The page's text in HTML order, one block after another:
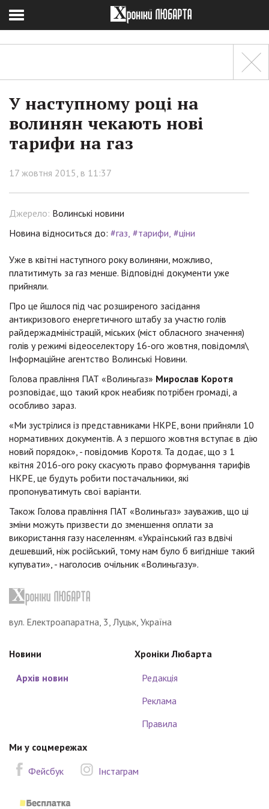
У наступному році на
волинян чекають нові
тарифи на газ
17 жовтня 2015, в 11:37
Джерело: Волинські новини
Новина відноситься до: #газ #тарифи #ціни
Уже в квітні наступного року волиняни, можливо,
платитимуть за газ менше. Відповідні документи уже
прийняли.
Про це йшлося під час розширеного засідання
антикризового енергетичного штабу за участю голів
райдержадміністрацій, міських (міст обласного значення)
голів у режимі відеоселектору 16-ого жовтня, повідомля\
Інформаційне агентство Волинські Новини.
Голова правління ПАТ «Волиньгаз» Мирослав Коротя
розповідає, що такий крок неабияк потрібен громаді, а
особливо зараз.
«Ми зустрілися із представниками НКРЕ, вони прийняли 10
нормативних документів. А з першого жовтня вступає в дію
новий порядок», - повідомив Коротя. Та додає, що з 1
квітня 2016-ого року скасують право формування тарифів
НКРЕ, це будуть робити постачальники, які
пропонуватимуть свої варіанти.
Також Голова правління ПАТ «Волиньгаз» зауважив, що ці
зміни можуть призвести до зменшення оплати за
використання газу населенням. «Український газ вдвічі
дешевший, ніж російський, тому нам було б вигідніше такий
купувати», - наголосив очільник «Волиньгазу».
вул. Електроапаратна, 3, Луцьк, Україна
Новини
Архів новин
Хроніки Любарта
Редакція
Реклама
Правила
Ми у соцмережах
Фейсбук
Інстаграм